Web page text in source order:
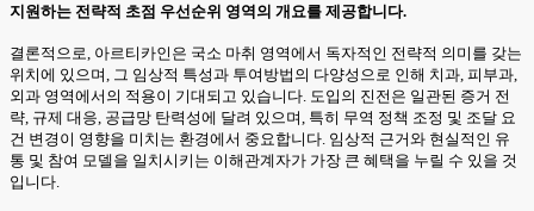
지원하는 전략적 초점 우선순위 영역의 개요를 제공합니다.
결론적으로, 아르티카인은 국소 마취 영역에서 독자적인 전략적 의미를 갖는
위치에 있으며, 그 임상적 특성과 투여방법의 다양성으로 인해 치과, 피부과,
외과 영역에서의 적용이 기대되고 있습니다. 도입의 진전은 일관된 증거 전
략, 규제 대응, 공급망 탄력성에 달려 있으며, 특히 무역 정책 조정 및 조달 요
건 변경이 영향을 미치는 환경에서 중요합니다. 임상적 근거와 현실적인 유
통 및 참여 모델을 일치시키는 이해관계자가 가장 큰 혜택을 누릴 수 있을 것
입니다.